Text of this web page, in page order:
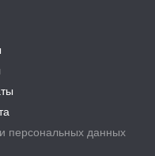
персональных данных